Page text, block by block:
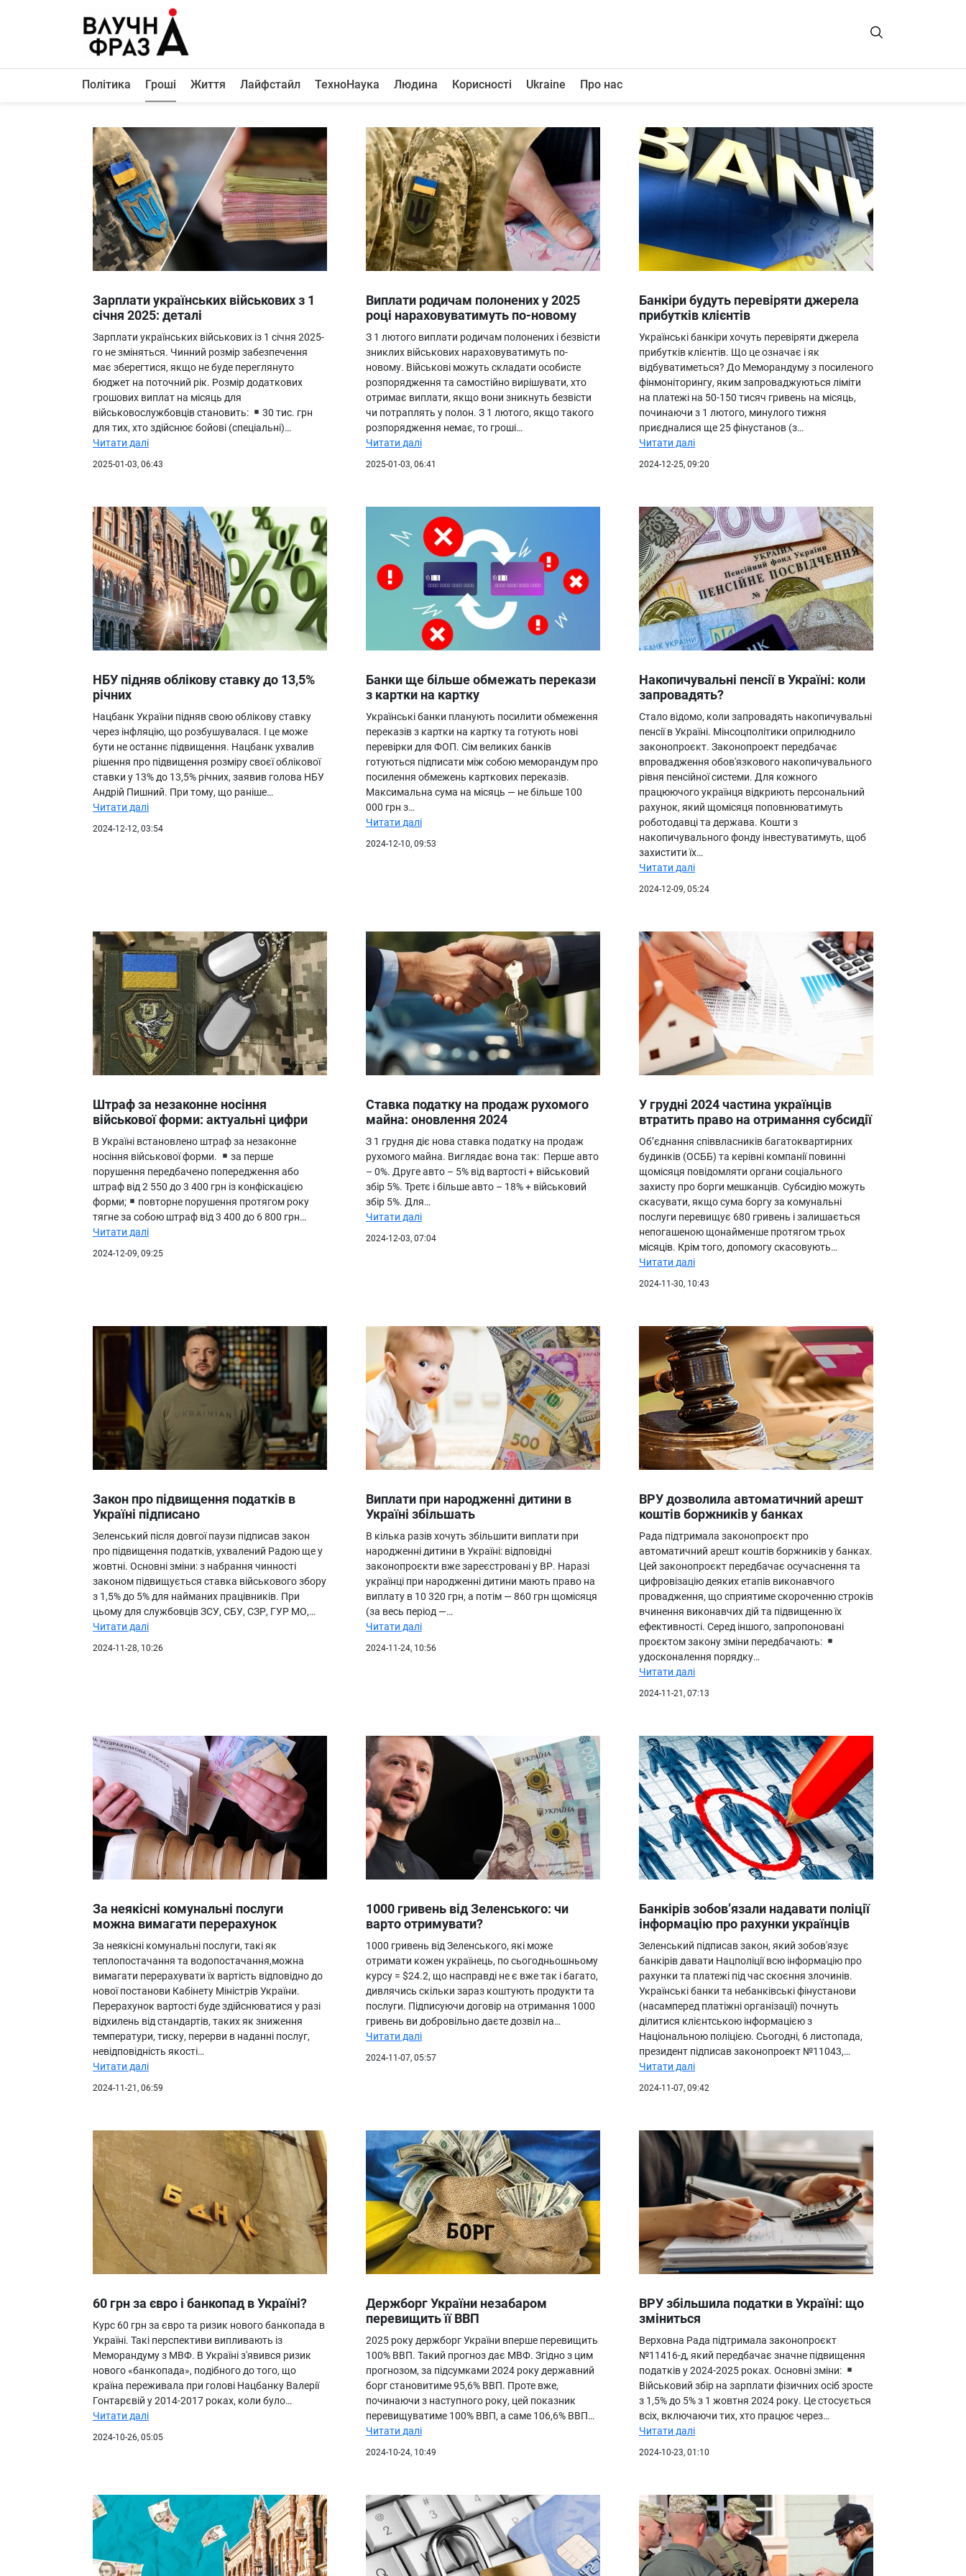
Політика
Життя
Лайфстайл
ТехноНаука
Людина
Корисності
Ukraine
Про нас
Політика Гроші Життя Лайфстайл ТехноНаука Людина Корисності Ukraine Про нас
Зарплати українських військових з 1
січня 2025: деталі
Зарплати українських військових із 1 січня 2025-
го не зміняться. Чинний розмір забезпечення
має зберегтися, якщо не буде переглянуто
бюджет на поточний рік. Розмір додаткових
грошових виплат на місяць для
військовослужбовців становить:
30 тис. грн
для тих, хто здійснює бойові (спеціальні)…
Читати далі
2025-01-03, 06:43
Виплати родичам полонених у 2025
році нараховуватимуть по-новому
З 1 лютого виплати родичам полонених і безвісти
зниклих військових нараховуватимуть по-
новому. Військові можуть складати особисте
розпорядження та самостійно вирішувати, хто
отримає виплати, якщо вони зникнуть безвісти
чи потраплять у полон. З 1 лютого, якщо такого
розпорядження немає, то гроші…
Читати далі
2025-01-03, 06:41
Банкіри будуть перевіряти джерела
прибутків клієнтів
Українські банкіри хочуть перевіряти джерела
прибутків клієнтів. Що це означає і як
відбуватиметься? До Меморандуму з посиленого
фінмоніторингу, яким запроваджуються ліміти
на платежі на 50-150 тисяч гривень на місяць,
починаючи з 1 лютого, минулого тижня
приєдналися ще 25 фінустанов (з…
Читати далі
2024-12-25, 09:20
НБУ підняв облікову ставку до 13,5%
річних
Нацбанк України підняв свою облікову ставку
через інфляцію, що розбушувалася. І це може
бути не останнє підвищення. Нацбанк ухвалив
рішення про підвищення розміру своєї облікової
ставки у 13% до 13,5% річних, заявив голова НБУ
Андрій Пишний. При тому, що раніше…
Читати далі
2024-12-12, 03:54
Банки ще більше обмежать перекази
з картки на картку
Українські банки планують посилити обмеження
переказів з картки на картку та готують нові
перевірки для ФОП. Сім великих банків
готуються підписати між собою меморандум про
посилення обмежень карткових переказів.
Максимальна сума на місяць — не більше 100
000 грн з…
Читати далі
2024-12-10, 09:53
Накопичувальні пенсії в Україні: коли
запровадять?
Стало відомо, коли запровадять накопичувальні
пенсії в Україні. Мінсоцполітики оприлюднило
законопроєкт. Законопроект передбачає
впровадження обов'язкового накопичувального
рівня пенсійної системи. Для кожного
працюючого українця відкриють персональний
рахунок, який щомісяця поповнюватимуть
роботодавці та держава. Кошти з
накопичувального фонду інвестуватимуть, щоб
захистити їх…
Читати далі
2024-12-09, 05:24
Штраф за незаконне носіння
військової форми: актуальні цифри
В Україні встановлено штраф за незаконне
носіння військової форми.
за перше
порушення передбачено попередження або
штраф від 2 550 до 3 400 грн із конфіскацією
форми;
повторне порушення протягом року
тягне за собою штраф від 3 400 до 6 800 грн…
Читати далі
2024-12-09, 09:25
Ставка податку на продаж рухомого
майна: оновлення 2024
З 1 грудня діє нова ставка податку на продаж
рухомого майна. Виглядає вона так: ㅤ Перше авто
– 0%. Друге авто – 5% від вартості + військовий
збір 5%. Третє і більше авто – 18% + військовий
збір 5%. Для…
Читати далі
2024-12-03, 07:04
У грудні 2024 частина українців
втратить право на отримання субсидії
Об’єднання співвласників багатоквартирних
будинків (ОСББ) та керівні компанії повинні
щомісяця повідомляти органи соціального
захисту про борги мешканців. Субсидію можуть
скасувати, якщо сума боргу за комунальні
послуги перевищує 680 гривень і залишається
непогашеною щонайменше протягом трьох
місяців. Крім того, допомогу скасовують…
Читати далі
2024-11-30, 10:43
Закон про підвищення податків в
Україні підписано
Зеленський після довгої паузи підписав закон
про підвищення податків, ухвалений Радою ще у
жовтні. Основні зміни: з набрання чинності
законом підвищується ставка військового збору
з 1,5% до 5% для найманих працівників. При
цьому для службовців ЗСУ, СБУ, СЗР, ГУР МО,…
Читати далі
2024-11-28, 10:26
Виплати при народженні дитини в
Україні збільшать
В кілька разів хочуть збільшити виплати при
народженні дитини в Україні: відповідні
законопроєкти вже зареєстровані у ВР. Наразі
українці при народженні дитини мають право на
виплату в 10 320 грн, а потім — 860 грн щомісяця
(за весь період —…
Читати далі
2024-11-24, 10:56
ВРУ дозволила автоматичний арешт
коштів боржників у банках
Рада підтримала законопроєкт про
автоматичний арешт коштів боржників у банках.
Цей законопроєкт передбачає осучаснення та
цифровізацію деяких етапів виконавчого
провадження, що сприятиме скороченню строків
вчинення виконавчих дій та підвищенню їх
ефективності. Серед іншого, запропоновані
проєктом закону зміни передбачають:
удосконалення порядку…
Читати далі
2024-11-21, 07:13
За неякісні комунальні послуги
можна вимагати перерахунок
За неякісні комунальні послуги, такі як
теплопостачання та водопостачання,можна
вимагати перерахувати їх вартість відповідно до
нової постанови Кабінету Міністрів України.
Перерахунок вартості буде здійснюватися у разі
відхилень від стандартів, таких як зниження
температури, тиску, перерви в наданні послуг,
невідповідність якості…
Читати далі
2024-11-21, 06:59
1000 гривень від Зеленського: чи
варто отримувати?
1000 гривень від Зеленського, які може
отримати кожен українець, по сьогодньошньому
курсу = $24.2, що насправді не є вже так і багато,
дивлячись скільки зараз коштують продукти та
послуги. Підписуючи договір на отримання 1000
гривень ви добровільно даєте дозвіл на…
Читати далі
2024-11-07, 05:57
Банкірів зобов’язали надавати поліції
інформацію про рахунки українців
Зеленський підписав закон, який зобов'язує
банкірів давати Нацполіції всю інформацію про
рахунки та платежі під час скоєння злочинів.
Українські банки та небанківські фінустанови
(насамперед платіжні організації) почнуть
ділитися клієнтською інформацією з
Національною поліцією. Сьогодні, 6 листопада,
президент підписав законопроект №11043,…
Читати далі
2024-11-07, 09:42
60 грн за євро і банкопад в Україні?
Курс 60 грн за євро та ризик нового банкопада в
Україні. Такі перспективи випливають із
Меморандуму з МВФ. В Україні з'явився ризик
нового «банкопада», подібного до того, що
країна переживала при голові Нацбанку Валерії
Гонтарєвій у 2014-2017 роках, коли було…
Читати далі
2024-10-26, 05:05
Держборг України незабаром
перевищить її ВВП
2025 року держборг України вперше перевищить
100% ВВП. Такий прогноз дає МВФ. Згідно з цим
прогнозом, за підсумками 2024 року державний
борг становитиме 95,6% ВВП. Проте вже,
починаючи з наступного року, цей показник
перевищуватиме 100% ВВП, а саме 106,6% ВВП…
Читати далі
2024-10-24, 10:49
ВРУ збільшила податки в Україні: що
зміниться
Верховна Рада підтримала законопроєкт
№11416-д, який передбачає значне підвищення
податків у 2024-2025 роках. Основні зміни:
Військовий збір на зарплати фізичних осіб зросте
з 1,5% до 5% з 1 жовтня 2024 року. Це стосується
всіх, включаючи тих, хто працює через…
Читати далі
2024-10-23, 01:10